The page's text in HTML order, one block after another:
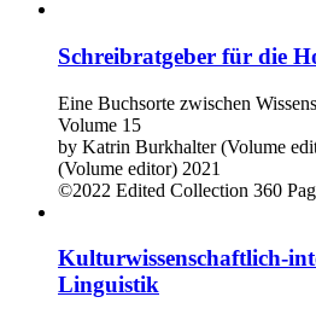
Schreibratgeber für die
Eine Buchsorte zwischen
Volume 15
by Katrin Burkhalter (Volume
(Volume editor) 2021
©2022 Edited Collection 360
Kulturwissenschaftlich-
Linguistik